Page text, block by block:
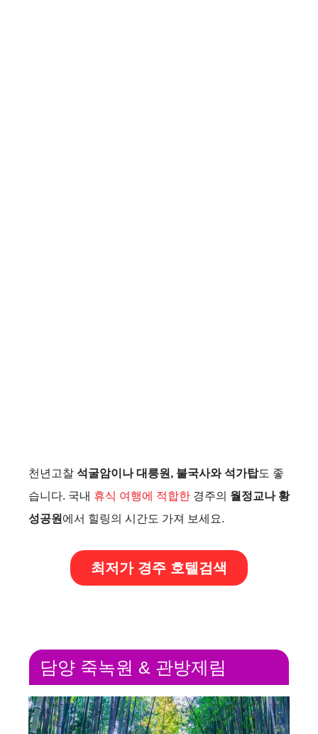
천년고찰 석굴암이나 대릉원, 불국사와 석가탑도 좋
습니다. 국내 휴식 여행에 적합한 경주의 월정교나 황
성공원 에서 힐링의 시간도 가져 보세요.
최저가 경주 호텔검색
담양 죽녹원 & 관방제림